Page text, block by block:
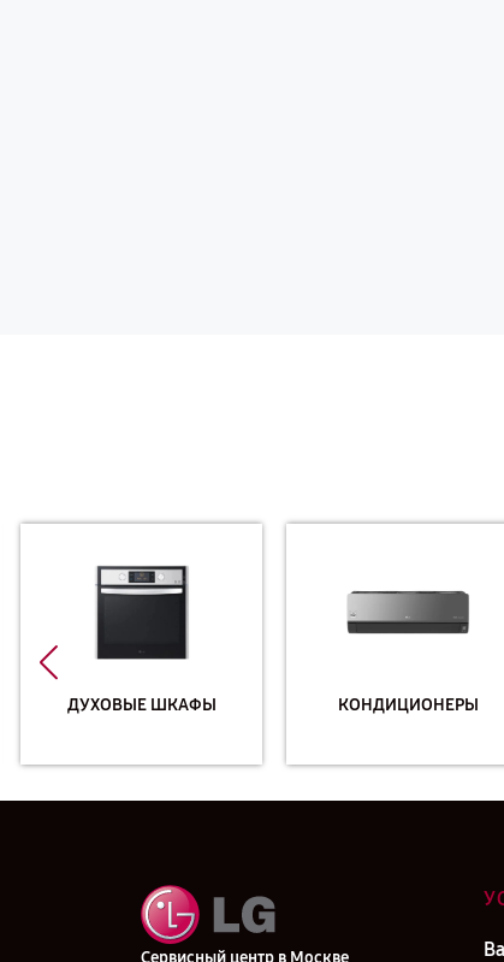
ДУХОВЫЕ ШКАФЫ КОНДИЦИОНЕРЫ
Сервисный центр в Москве